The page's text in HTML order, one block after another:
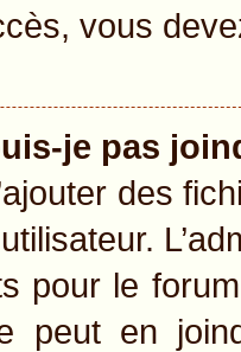
vous
je pas
des
pour le
peut en